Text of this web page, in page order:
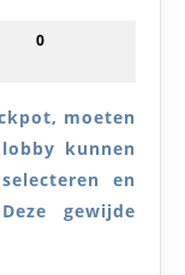
En
Kamers
—
Koninkrijk
0
kunnen
en
gewijde